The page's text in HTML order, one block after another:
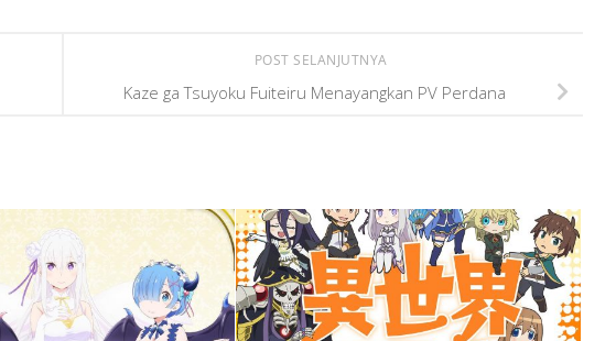
POST SELANJUTNYA
Kaze ga Tsuyoku Fuiteiru Menayangkan PV Perdana